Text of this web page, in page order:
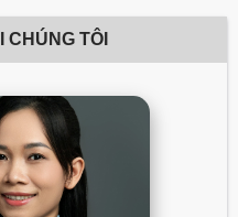
CHÚNG TÔI